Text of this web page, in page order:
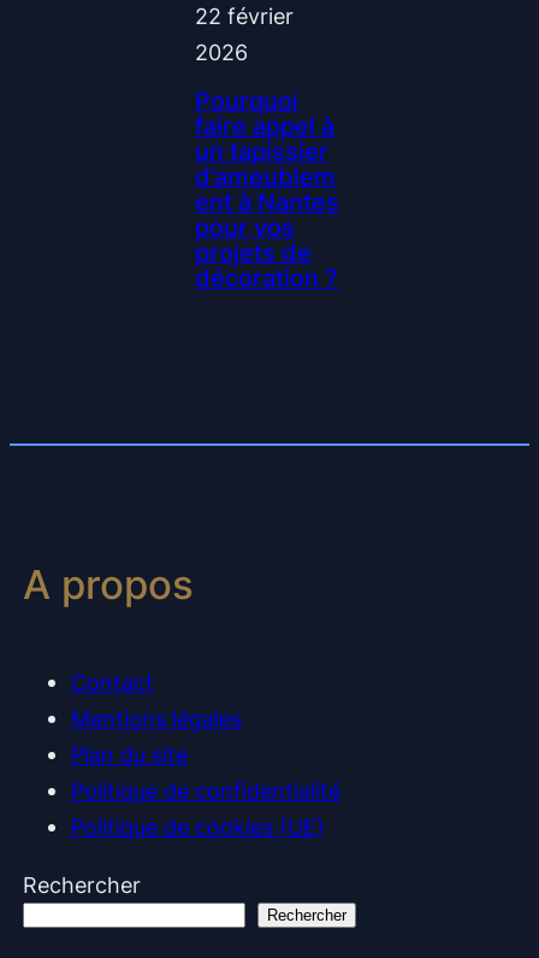
22 février
2026
Pourquoi
faire appel à
un tapissier
d’ameublem
ent à Nantes
pour vos
projets de
décoration ?
A propos
Contact
Mentions légales
Plan du site
Politique de confidentialité
Politique de cookies (UE)
Rechercher
Rechercher